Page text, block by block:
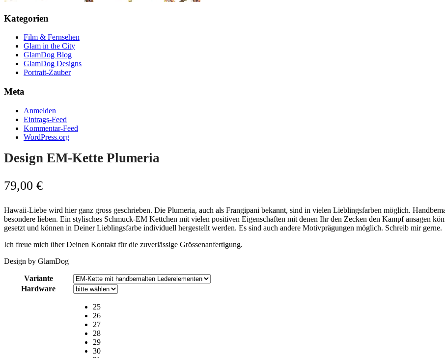
Kategorien
Film & Fernsehen
Glam in the City
GlamDog Blog
GlamDog Designs
Portrait-Zauber
Meta
Anmelden
Eintrags-Feed
Kommentar-Feed
WordPress.org
Design EM-Kette Plumeria
79,00 €
Hawaii-Liebe wird hier ganz gross geschrieben. Die Plumeria, auch als Frangipani bekannt, sind in vielen Lieblingsfarben möglich.
besondere lieben. Ein stylisches Schmuck-EM Kettchen mit vielen positiven Eigenschaften mit denen Ihr den Zecken den Kampf ansagen
gesetzt und können in Deiner Lieblingsfarbe individuell hergestellt werden. Es sind auch andere Motivprägungen möglich. Schreib mir gerne.
Ich freue mich über Deinen Kontakt für die zuverlässige Grössenanfertigung.
Design by GlamDog
Variante
Hardware
25
26
27
28
29
30